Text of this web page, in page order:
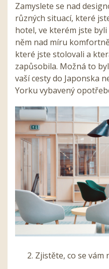
Zamyslete se nad
různých situací, které
hotel, ve kterém jste
něm nad míru
které jste stolovali a
zapůsobila. Možná to
vaší cesty do Japonska
Yorku vybavený
Zjistěte, co se vám